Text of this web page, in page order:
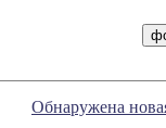
Обнаружена